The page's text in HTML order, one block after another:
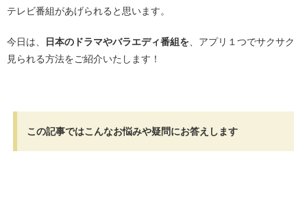
テレビ番組があげられると思います。
今日は、 日本のドラマやバラエディ番組を 、アプリ１つでサクサク
見られる方法をご紹介いたします！
この記事ではこんなお悩みや疑問にお答えします